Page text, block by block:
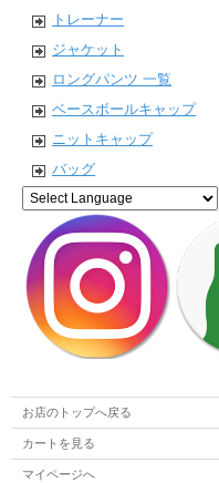
トレーナー
ジャケット
ロングパンツ 一覧
ベースボールキャップ
ニットキャップ
バッグ
お店のトップへ戻る
カートを見る
マイページへ